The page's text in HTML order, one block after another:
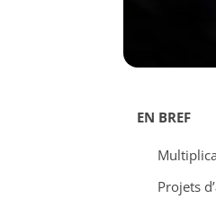
EN BREF
Projets d’